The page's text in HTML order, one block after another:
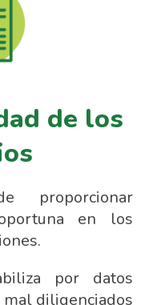
de los
proporcionar
en los
por datos
diligenciados